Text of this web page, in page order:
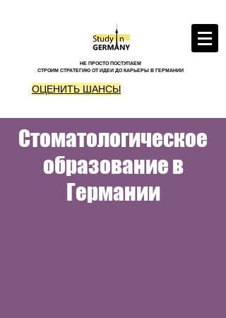
НЕ ПРОСТО ПОСТУПАЕМ
СТРОИМ СТРАТЕГИЮ ОТ ИДЕИ ДО КАРЬЕРЫ В ГЕРМАНИИ
ОЦЕНИТЬ ШАНСЫ
Стоматологическое
образование в
Германии